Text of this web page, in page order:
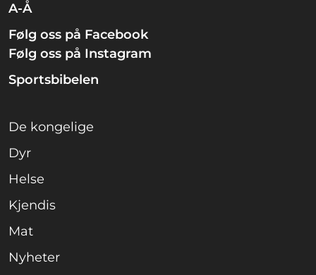
A-Å
Følg oss på Facebook
Følg oss på Instagram
Sportsbibelen
De kongelige
Dyr
Helse
Kjendis
Mat
Nyheter